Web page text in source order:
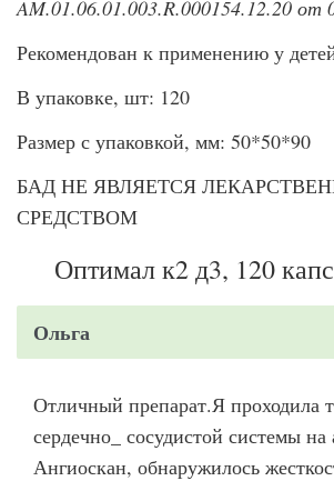
AM.01.06.01.003.R.000154.12.20 от
Рекомендован к применению у
В упаковке, шт: 120
Размер с упаковкой, мм: 50*50*90
БАД НЕ ЯВЛЯЕТСЯ
СРЕДСТВОМ
Оптимал к2 д3, 120
Ольга
Отличный препарат.Я проходила
сердечно_ сосудистой системы на
Ангиоскан, обнаружилось